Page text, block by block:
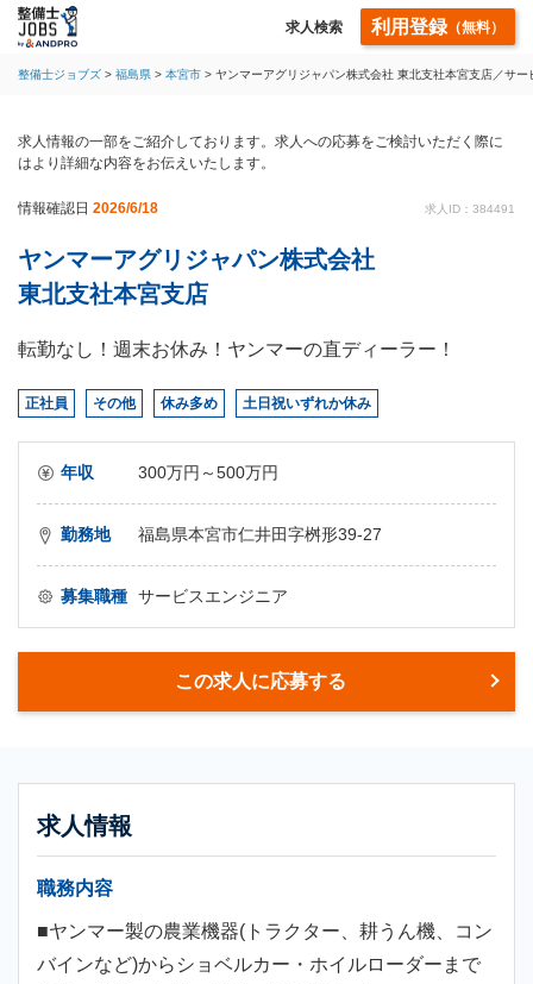
求人検索 利用登録（無料）
整備士ジョブズ 福島県 本宮市 ヤンマーアグリジャパン株式会社 東北支社本宮支店／サー
求人情報の一部をご紹介しております。求人への応募をご検討いただく際に
はより詳細な内容をお伝えいたします。
情報確認日 2026/6/18 求人ID：384491
ヤンマーアグリジャパン株式会社
東北支社本宮支店
転勤なし！週末お休み！ヤンマーの直ディーラー！
正社員 その他 休み多め 土日祝いずれか休み
年収 300万円～500万円
勤務地 福島県本宮市仁井田字桝形39-27
募集職種 サービスエンジニア
この求人に応募する
求人情報
職務内容
■ヤンマー製の農業機器(トラクター、耕うん機、コン
バインなど)からショベルカー・ホイルローダーまで